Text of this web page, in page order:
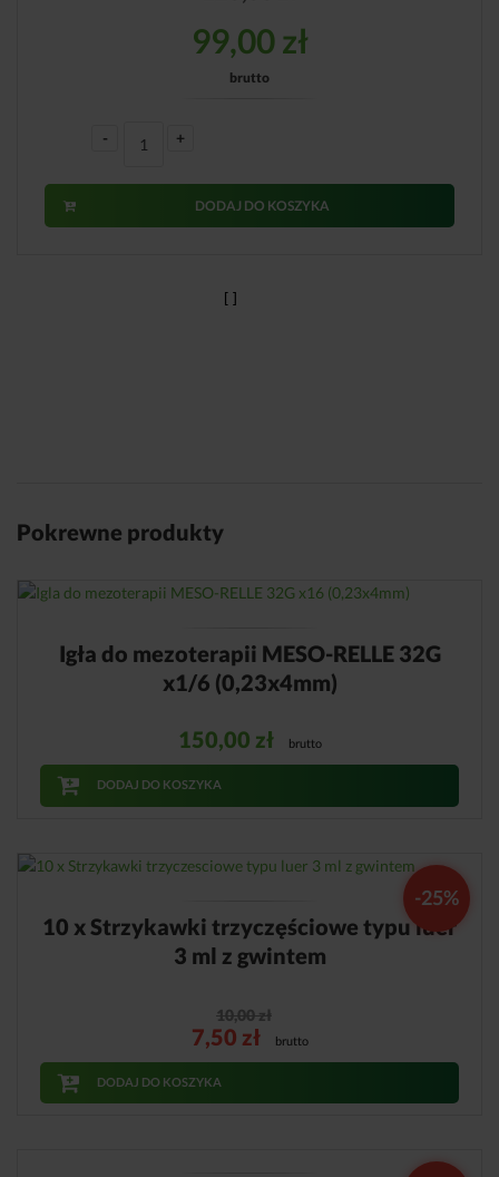
99,00zł
brutto
- +
DODAJ DO KOSZYKA
Pokrewne produkty
Igła do mezoterapii MESO-RELLE 32G
x1/6 (0,23x4mm)
150,00 zł brutto
DODAJ DO KOSZYKA
10 x Strzykawki trzyczęściowe typu luer
3 ml z gwintem
-25%
10,00zł
7,50 zł brutto
DODAJ DO KOSZYKA